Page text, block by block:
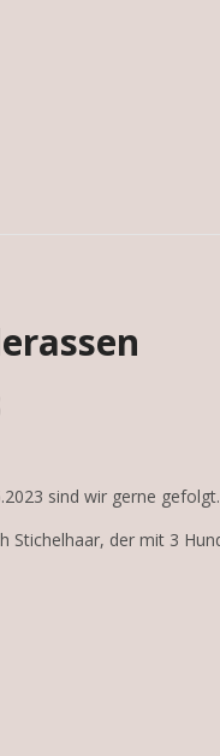
sind wir gerne gefolgt.
Stichelhaar, der mit 3